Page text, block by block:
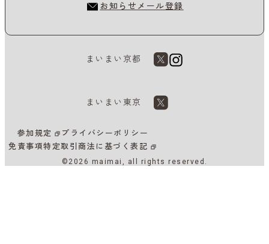
お知らせメール登録
まいまい京都
まいまい東京
参加規定
プライバシーポリシー
免責事項特定取引商法に基づく表記
©2026 maimai, all rights reserved.